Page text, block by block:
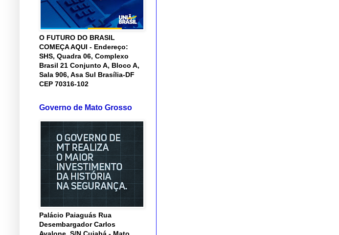
O FUTURO DO BRASIL
COMEÇA AQUI - Endereço:
SHS, Quadra 06, Complexo
Brasil 21 Conjunto A, Bloco A,
Sala 906, Asa Sul Brasília-DF
CEP 70316-102
Governo de Mato Grosso
Palácio Paiaguás Rua
Desembargador Carlos
Avalone, S/N Cuiabá - Mato